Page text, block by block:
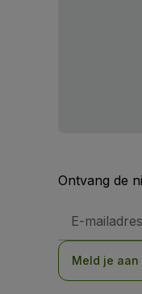
Ontvang de
mailadres
Meld je